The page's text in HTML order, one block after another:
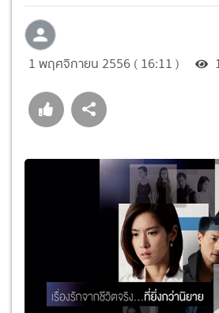
1 พฤศจิกายน 2556 ( 16:11 )